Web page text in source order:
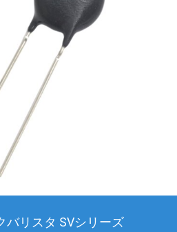
バリスタ SVシリーズ